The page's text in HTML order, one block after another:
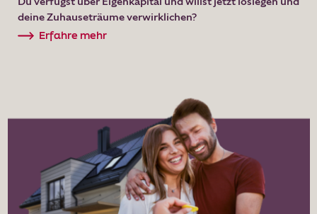
deine Zuhauseträume verwirklichen?
Erfahre mehr